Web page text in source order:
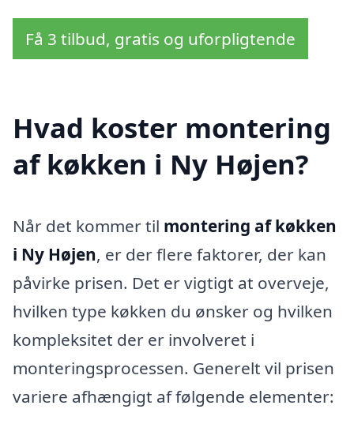
Få 3 tilbud, gratis og uforpligtende
Hvad koster montering
af køkken i Ny Højen?
Når det kommer til montering af køkken
i Ny Højen, er der flere faktorer, der kan
påvirke prisen. Det er vigtigt at overveje,
hvilken type køkken du ønsker og hvilken
kompleksitet der er involveret i
monteringsprocessen. Generelt vil prisen
variere afhængigt af følgende elementer: